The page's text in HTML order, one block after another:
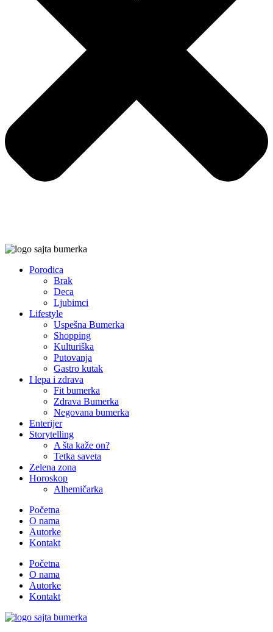
Porodica
Brak
Deca
Ljubimci
Lifestyle
Uspešna Bumerka
Shopping
Kulturiška
Putovanja
Gastro kutak
I lepa i zdrava
Fit bumerka
Zdrava Bumerka
Negovana bumerka
Enterijer
Storytelling
A šta kaže on?
Tetka saveta
Zelena zona
Horoskop
Alhemičarka
Početna
O nama
Autorke
Kontakt
Početna
O nama
Autorke
Kontakt